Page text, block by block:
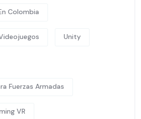
Colombia
Unity
Fuerzas Armadas
VR